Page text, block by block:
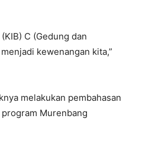
C (Gedung dan
kewenangan kita,”
melakukan pembahasan
Murenbang